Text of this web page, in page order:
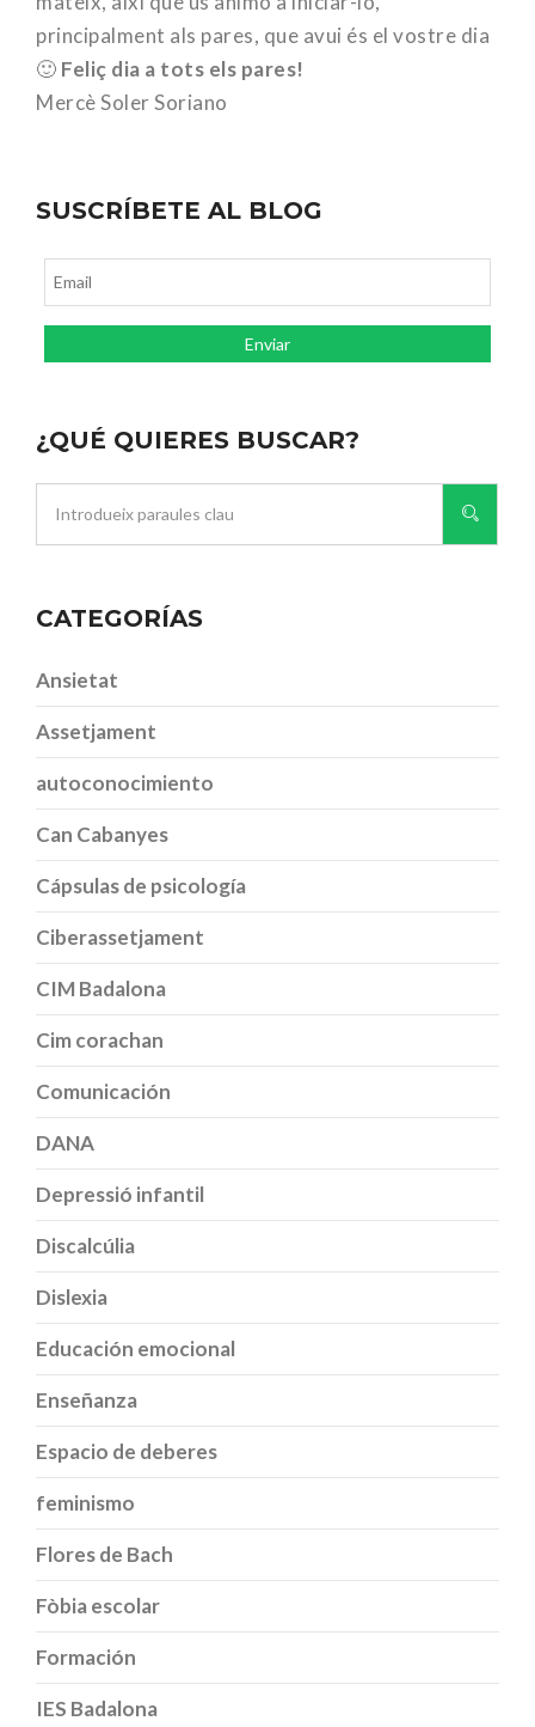
principalment als pares, que avui és el vostre dia
🙂 Feliç dia a tots els pares!
Mercè Soler Soriano
SUSCRÍBETE AL BLOG
¿QUÉ QUIERES BUSCAR?
CATEGORÍAS
Ansietat
Assetjament
autoconocimiento
Can Cabanyes
Cápsulas de psicología
Ciberassetjament
CIM Badalona
Cim corachan
Comunicación
DANA
Depressió infantil
Discalcúlia
Dislexia
Educación emocional
Enseñanza
Espacio de deberes
feminismo
Flores de Bach
Fòbia escolar
Formación
IES Badalona